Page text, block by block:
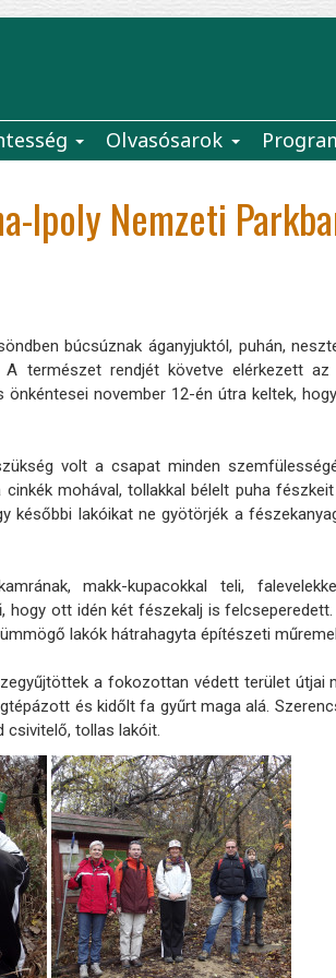
Olvasósarok
Ipoly Nemzeti
búcsúznak áganyjuktól, puhán,
természet rendjét követve elérkezett
november 12-én útra keltek,
volt a csapat minden
mohával, tollakkal bélelt puha
lakóikat ne gyötörjék a
makk-kupacokkal teli,
ott idén két fészekalj is
lakók hátrahagyta építészeti
a fokozottan védett terület útjai
és kidőlt fa gyűrt maga alá.
csivitelő, tollas lakóit.